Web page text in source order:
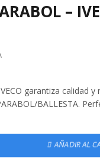
–
garantiza calidad
BALLESTA.
AÑADIR AL